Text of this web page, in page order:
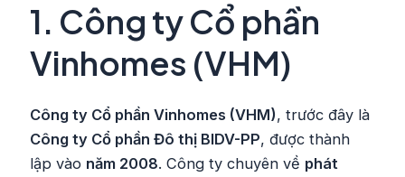
1. Công ty Cổ phần
Vinhomes (VHM)
Công ty Cổ phần Vinhomes (VHM), trước đây là
Công ty Cổ phần Đô thị BIDV-PP, được thành
lập vào năm 2008. Công ty chuyên về phát